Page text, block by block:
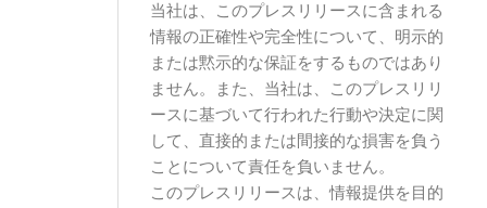
当社は、このプレスリリースに含まれる
情報の正確性や完全性について、明示的
または黙示的な保証をするものではあり
ません。また、当社は、このプレスリリ
ースに基づいて行われた行動や決定に関
して、直接的または間接的な損害を負う
ことについて責任を負いません。
このプレスリリースは、情報提供を目的